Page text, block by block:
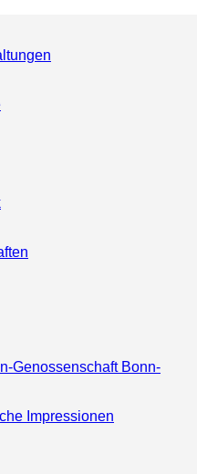
Genossenschaft Bonn-
Impressionen